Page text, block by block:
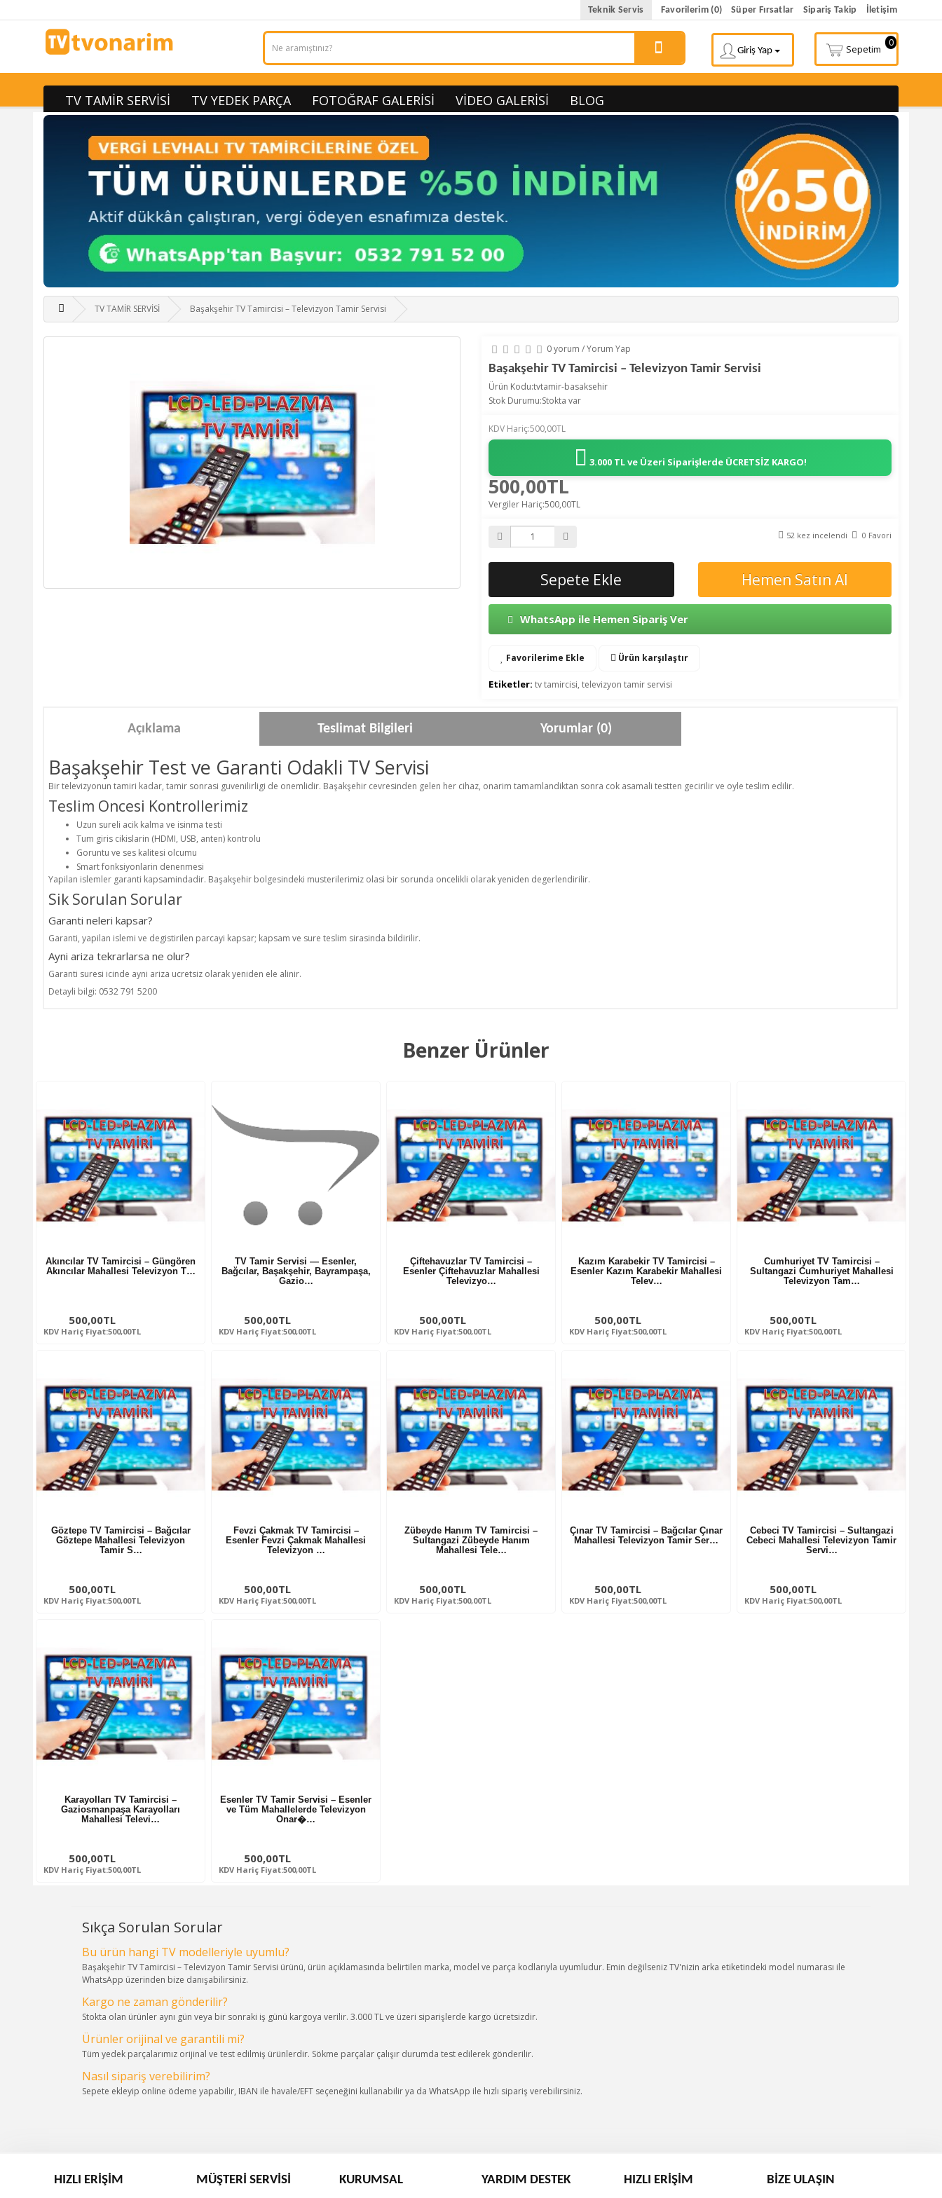
Teknik Servis Favorilerim (0) Süper Fırsatlar Sipariş Takip İletişim
0
Sepetim
Giriş Yap
TV TAMİR SERVİSİ TV YEDEK PARÇA FOTOĞRAF GALERISI VIDEO GALERISI BLOG
TV TAMİR SERVİSİ Başakşehir TV Tamircisi – Televizyon Tamir Servisi
0 yorum /Yorum Yap
Başakşehir TV Tamircisi – Televizyon Tamir Servisi
Ürün Kodu:tvtamir-basaksehir
Stok Durumu:Stokta var
KDV Hariç:500,00TL
3.000 TL ve Üzeri Siparişlerde ÜCRETSİZ KARGO!
500,00TL
Vergiler Hariç:500,00TL
52 kez incelendi 0 Favori
Sepete Ekle Hemen Satın Al
WhatsApp ile Hemen Sipariş Ver
Favorilerime Ekle Ürün karşılaştır
Etiketler: tv tamircisi, televizyon tamir servisi
Açıklama Teslimat Bilgileri Yorumlar (0)
Başakşehir Test ve Garanti Odakli TV Servisi
Bir televizyonun tamiri kadar, tamir sonrasi guvenilirligi de onemlidir. Başakşehir cevresinden gelen her cihaz, onarim tamamlandiktan sonra cok asamali testten gecirilir ve oyle teslim edilir.
Teslim Oncesi Kontrollerimiz
Uzun sureli acik kalma ve isinma testi
Tum giris cikislarin (HDMI, USB, anten) kontrolu
Goruntu ve ses kalitesi olcumu
Smart fonksiyonlarin denenmesi
Yapilan islemler garanti kapsamindadir. Başakşehir bolgesindeki musterilerimiz olasi bir sorunda oncelikli olarak yeniden degerlendirilir.
Sik Sorulan Sorular
Garanti neleri kapsar?
Garanti, yapilan islemi ve degistirilen parcayi kapsar; kapsam ve sure teslim sirasinda bildirilir.
Ayni ariza tekrarlarsa ne olur?
Garanti suresi icinde ayni ariza ucretsiz olarak yeniden ele alinir.
Detayli bilgi: 0532 791 5200
Benzer Ürünler
Akıncılar TV Tamircisi – Güngören
Akıncılar Mahallesi Televizyon T…
500,00TL
KDV Hariç Fiyat:500,00TL
TV Tamir Servisi — Esenler,
Bağcılar, Başakşehir, Bayrampaşa,
Gazio…
500,00TL
KDV Hariç Fiyat:500,00TL
Çiftehavuzlar TV Tamircisi –
Esenler Çiftehavuzlar Mahallesi
Televizyo…
500,00TL
KDV Hariç Fiyat:500,00TL
Kazım Karabekir TV Tamircisi –
Esenler Kazım Karabekir Mahallesi
Telev…
500,00TL
KDV Hariç Fiyat:500,00TL
Cumhuriyet TV Tamircisi –
Sultangazi Cumhuriyet Mahallesi
Televizyon Tam…
500,00TL
KDV Hariç Fiyat:500,00TL
Göztepe TV Tamircisi – Bağcılar
Göztepe Mahallesi Televizyon
Tamir S…
500,00TL
KDV Hariç Fiyat:500,00TL
Fevzi Çakmak TV Tamircisi –
Esenler Fevzi Çakmak Mahallesi
Televizyon …
500,00TL
KDV Hariç Fiyat:500,00TL
Zübeyde Hanım TV Tamircisi –
Sultangazi Zübeyde Hanım
Mahallesi Tele…
500,00TL
KDV Hariç Fiyat:500,00TL
Çınar TV Tamircisi – Bağcılar Çınar
Mahallesi Televizyon Tamir Ser…
500,00TL
KDV Hariç Fiyat:500,00TL
Cebeci TV Tamircisi – Sultangazi
Cebeci Mahallesi Televizyon Tamir
Servi…
500,00TL
KDV Hariç Fiyat:500,00TL
Karayolları TV Tamircisi –
Gaziosmanpaşa Karayolları
Mahallesi Televi…
500,00TL
KDV Hariç Fiyat:500,00TL
Esenler TV Tamir Servisi – Esenler
ve Tüm Mahallelerde Televizyon
Onar�…
500,00TL
KDV Hariç Fiyat:500,00TL
Sıkça Sorulan Sorular
Bu ürün hangi TV modelleriyle uyumlu?
Başakşehir TV Tamircisi – Televizyon Tamir Servisi ürünü, ürün açıklamasında belirtilen marka, model ve parça kodlarıyla uyumludur. Emin değilseniz TV'nizin arka etiketindeki model numarası ile
WhatsApp üzerinden bize danışabilirsiniz.
Kargo ne zaman gönderilir?
Stokta olan ürünler aynı gün veya bir sonraki iş günü kargoya verilir. 3.000 TL ve üzeri siparişlerde kargo ücretsizdir.
Ürünler orijinal ve garantili mi?
Tüm yedek parçalarımız orijinal ve test edilmiş ürünlerdir. Sökme parçalar çalışır durumda test edilerek gönderilir.
Nasıl sipariş verebilirim?
Sepete ekleyip online ödeme yapabilir, IBAN ile havale/EFT seçeneğini kullanabilir ya da WhatsApp ile hızlı sipariş verebilirsiniz.
HIZLI ERIŞIM MÜŞTERI SERVISI KURUMSAL YARDIM DESTEK HIZLI ERIŞIM BIZE ULAŞIN